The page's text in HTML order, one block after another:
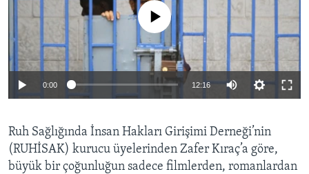
No media source currently available
0:00 12:16
Ruh Sağlığında İnsan Hakları Girişimi Derneği’nin
(RUHİSAK) kurucu üyelerinden Zafer Kıraç’a göre,
büyük bir çoğunluğun sadece filmlerden, romanlardan